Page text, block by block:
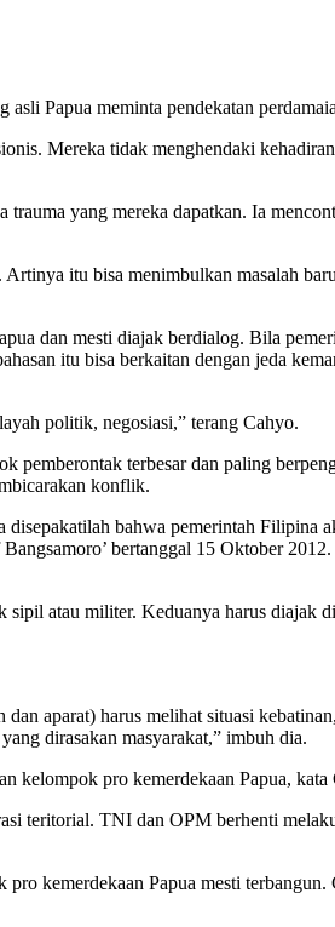
Papua meminta pendekatan
Mereka tidak menghendaki
trauma yang mereka dapatkan. Ia
itu bisa menimbulkan masalah
dan mesti diajak berdialog. Bila
itu bisa berkaitan dengan jeda
politik, negosiasi,” terang Cahyo.
terbesar dan paling
konflik.
bahwa pemerintah Filipina
bertanggal 15 Oktober
atau militer. Keduanya harus diajak
aparat) harus melihat situasi
dirasakan masyarakat,” imbuh dia.
kelompok pro kemerdekaan Papua, kata
teritorial. TNI dan OPM berhenti
kemerdekaan Papua mesti